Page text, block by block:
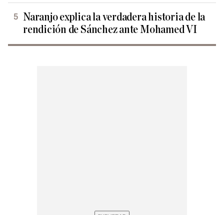
Naranjo explica la verdadera historia de la
rendición de Sánchez ante Mohamed VI